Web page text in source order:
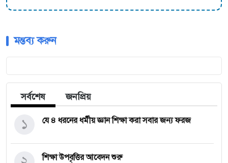
মন্তব্য করুন
সর্বশেষ জনপ্রিয়
যে ৪ ধরনের ধর্মীয় জ্ঞান শিক্ষা করা সবার জন্য ফরজ
১
শিক্ষা উপবৃত্তির আবেদন শুরু